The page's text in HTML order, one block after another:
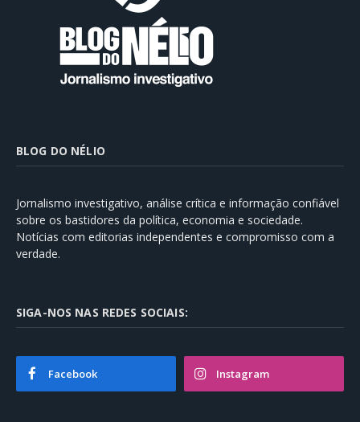
BLOG DO NÉLIO
Jornalismo investigativo, análise crítica e informação confiável
sobre os bastidores da política, economia e sociedade.
Notícias com editorias independentes e compromisso com a
verdade.
SIGA-NOS NAS REDES SOCIAIS:
Facebook Instagram